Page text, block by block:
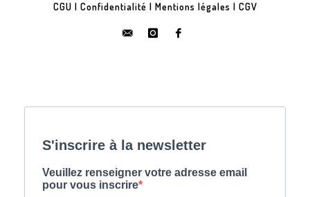
CGU | Confidentialité | Mentions légales | CGV